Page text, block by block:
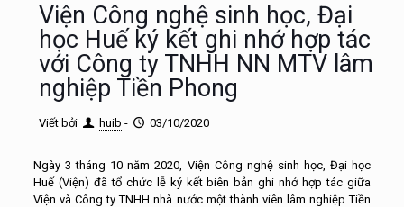
Viện Công nghệ sinh học, Đại
học Huế ký kết ghi nhớ hợp tác
với Công ty TNHH NN MTV lâm
nghiệp Tiền Phong
Viết bởi huib - 03/10/2020
Ngày 3 tháng 10 năm 2020, Viện Công nghệ sinh học, Đại học
Huế (Viện) đã tổ chức lễ ký kết biên bản ghi nhớ hợp tác giữa
Viện và Công ty TNHH nhà nước một thành viên lâm nghiệp Tiền